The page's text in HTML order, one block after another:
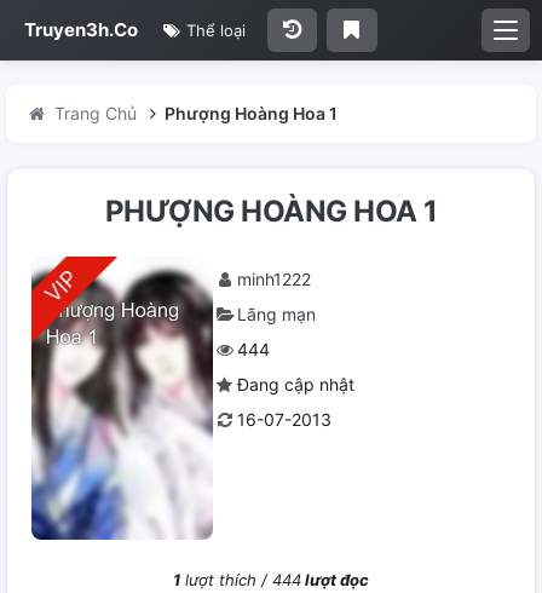
Truyen3h.Co Thể loại
Trang Chủ Phượng Hoàng Hoa 1
PHƯỢNG HOÀNG HOA 1
minh1222
Lãng mạn
444
Đang cập nhật
16-07-2013
1 lượt thích /444lượt đọc